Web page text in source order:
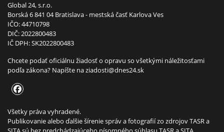
Global 24, s.r.o.
Borská 6 841 04 Bratislava - mestská časť Karlova Ves
IČO: 44710798
DIČ: 2022800483
IČ DPH: SK2022800483
Chcete podať oficiálnu žiadosť o opravu so všetkými náležitosťami
podľa zákona? Napíšte naziadosti@dnes24.sk
Všetky práva vyhradené.
Publikovanie alebo ďalšie šírenie správ a fotografií zo zdrojov TASR a